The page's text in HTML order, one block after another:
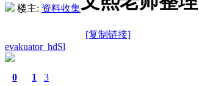
楼主: 资料收集
[复制链接]
evakuator_hdSl
0 1 3